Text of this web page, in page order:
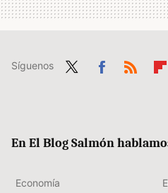
Síguenos
En El Blog Salmón
Economía